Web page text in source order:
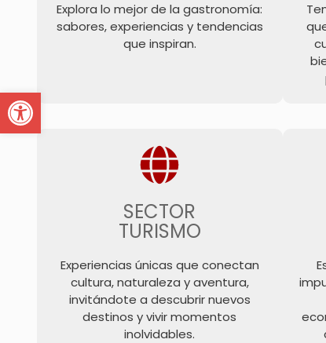
Open toolbar
Explora lo mejor de la gastronomía:
sabores, experiencias y tendencias
que inspiran.
SECTOR
TURISMO
Experiencias únicas que conectan
cultura, naturaleza y aventura,
invitándote a descubrir nuevos
destinos y vivir momentos
inolvidables.